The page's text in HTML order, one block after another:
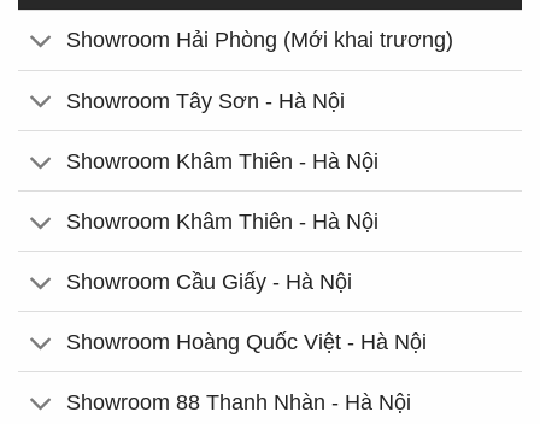
Showroom Hải Phòng (Mới khai trương)
Showroom Tây Sơn - Hà Nội
Showroom Khâm Thiên - Hà Nội
Showroom Khâm Thiên - Hà Nội
Showroom Cầu Giấy - Hà Nội
Showroom Hoàng Quốc Việt - Hà Nội
Showroom 88 Thanh Nhàn - Hà Nội